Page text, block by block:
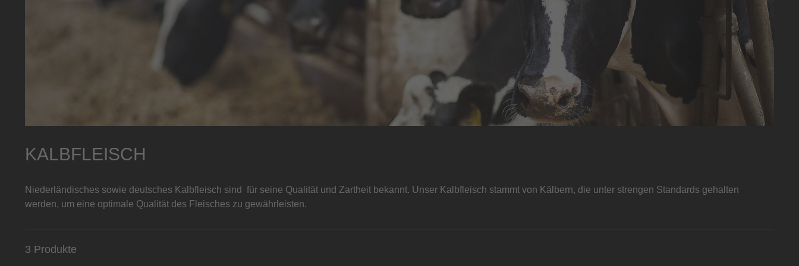
KALBFLEISCH
Niederländisches sowie deutsches Kalbfleisch sind für seine Qualität und Zartheit bekannt. Unser Kalbfleisch stammt von Kälbern, die unter strengen Standards gehalten
werden, um eine optimale Qualität des Fleisches zu gewährleisten.
3 Produkte